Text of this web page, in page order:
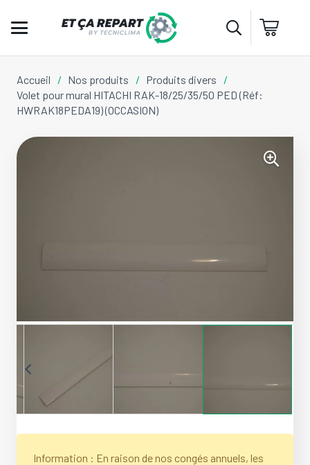
Accueil / Nos produits / Produits divers
/
Volet pour mural HITACHI RAK-18/25/35/50 PED (Réf:
HWRAK18PEDA19) (OCCASION)
Information : En raison de nos congés annuels, les